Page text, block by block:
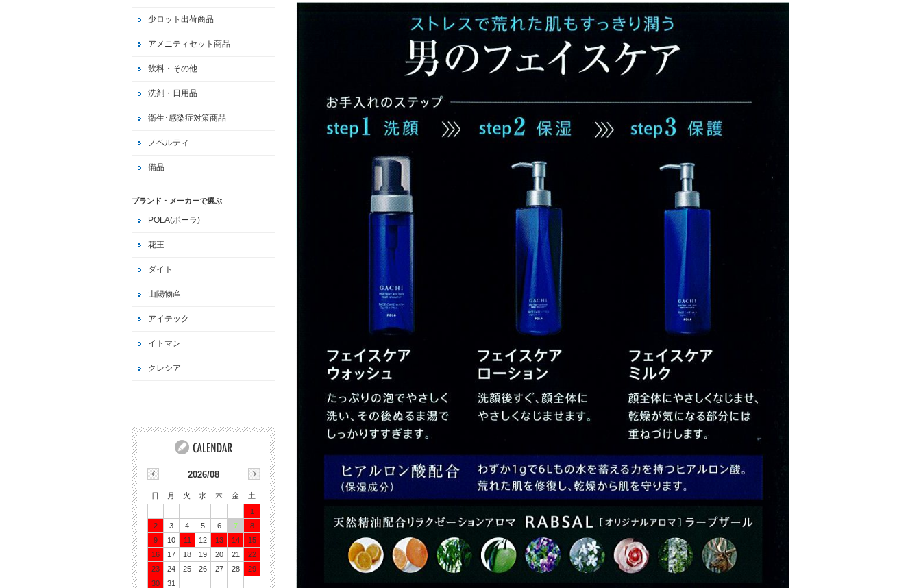
少ロット出荷商品
アメニティセット商品
飲料・その他
洗剤・日用品
衛生･感染症対策商品
ノベルティ
備品
ブランド・メーカーで選ぶ
POLA(ポーラ)
花王
ダイト
山陽物産
アイテック
イトマン
クレシア
2026/08
日 月 火 水 木 金
土
1
2
3 4 5 6 7
8
9
10 11 12 13 14
15
16
17 18 19 20 21
22
23
24 25 26 27 28
29
30
31